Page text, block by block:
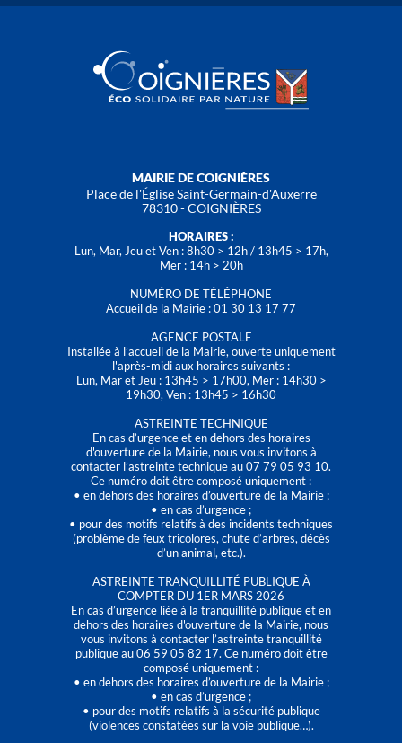
MAIRIE DE COIGNIÈRES
Place de l'Église Saint-Germain-d'Auxerre
78310 - COIGNIÈRES
HORAIRES :
Lun, Mar, Jeu et Ven : 8h30 > 12h / 13h45 > 17h,
Mer : 14h > 20h
NUMÉRO DE TÉLÉPHONE
Accueil de la Mairie : 01 30 13 17 77
AGENCE POSTALE
Installée à l’accueil de la Mairie, ouverte uniquement
l'après-midi aux horaires suivants :
Lun, Mar et Jeu : 13h45 > 17h00, Mer : 14h30 >
19h30, Ven : 13h45 > 16h30
ASTREINTE TECHNIQUE
En cas d’urgence et en dehors des horaires
d'ouverture de la Mairie, nous vous invitons à
contacter l’astreinte technique au 07 79 05 93 10.
Ce numéro doit être composé uniquement :
• en dehors des horaires d’ouverture de la Mairie ;
• en cas d’urgence ;
• pour des motifs relatifs à des incidents techniques
(problème de feux tricolores, chute d’arbres, décès
d’un animal, etc.).
ASTREINTE TRANQUILLITÉ PUBLIQUE À
COMPTER DU 1ER MARS 2026
En cas d’urgence liée à la tranquillité publique et en
dehors des horaires d'ouverture de la Mairie, nous
vous invitons à contacter l’astreinte tranquillité
publique au 06 59 05 82 17. Ce numéro doit être
composé uniquement :
• en dehors des horaires d’ouverture de la Mairie ;
• en cas d’urgence ;
• pour des motifs relatifs à la sécurité publique
(violences constatées sur la voie publique…).